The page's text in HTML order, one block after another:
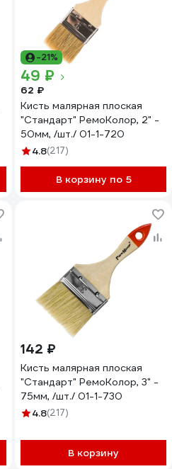
-21%
49 ₽
62 ₽
Кисть малярная плоская
"Стандарт" РемоКолор, 2" -
50мм, /шт./ 01-1-720
4.8(217)
В корзину по 5
142 ₽
Кисть малярная плоская
"Стандарт" РемоКолор, 3" -
75мм, /шт./ 01-1-730
4.8(217)
В корзину